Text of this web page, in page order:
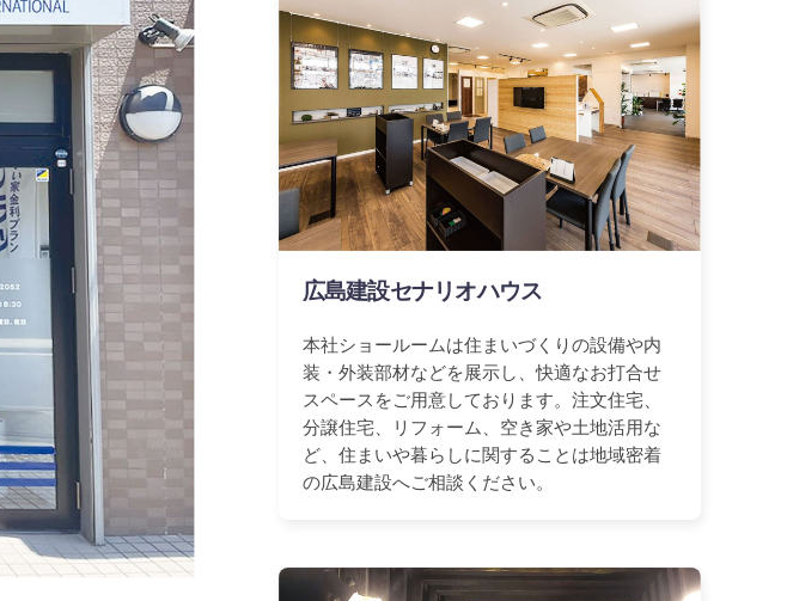
広島建設セナリオハウス
本社ショールームは住まいづくりの設備や内
装・外装部材などを展示し、快適なお打合せ
スペースをご用意しております。注文住宅、
分譲住宅、リフォーム、空き家や土地活用な
ど、住まいや暮らしに関することは地域密着
の広島建設へご相談ください。